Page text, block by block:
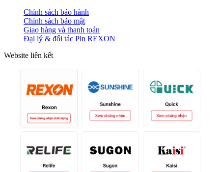
Chính sách bảo hành
Chính sách bảo mật
Giao hàng và thanh toán
Đại lý & đối tác Pin REXON
Website liên kết